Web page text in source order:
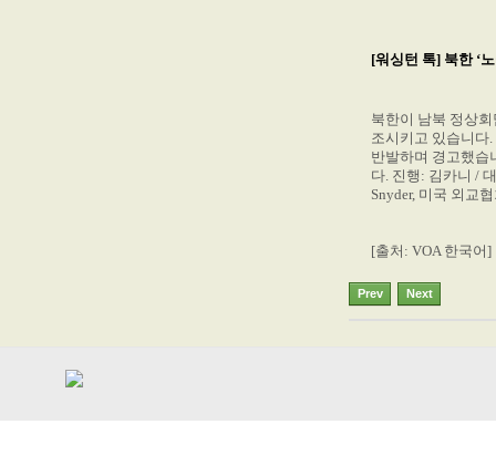
[워싱턴 톡] 북한 ‘
북한이 남북 정상
조시키고 있습니다
반발하며 경고했습
다. 진행: 김카니 /
Snyder, 미국 외교
[출처: VOA 한국어]
Prev Next